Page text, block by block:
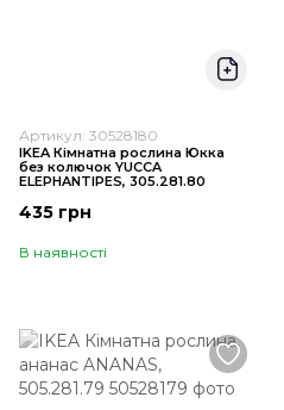
Артикул: 30528180
IKEA Кімнатна рослина Юкка
без колючок YUCCA
ELEPHANTIPES, 305.281.80
435 грн
В наявності